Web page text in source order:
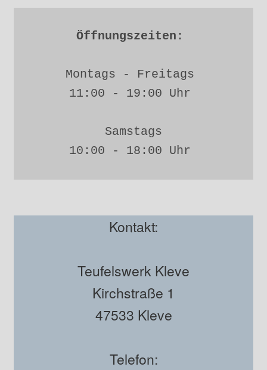
Öffnungszeiten:
Montags - Freitags
11:00 - 19:00 Uhr
Samstags
10:00 - 18:00 Uhr
Kontakt:
Teufelswerk Kleve
Kirchstraße 1
47533 Kleve
Telefon: